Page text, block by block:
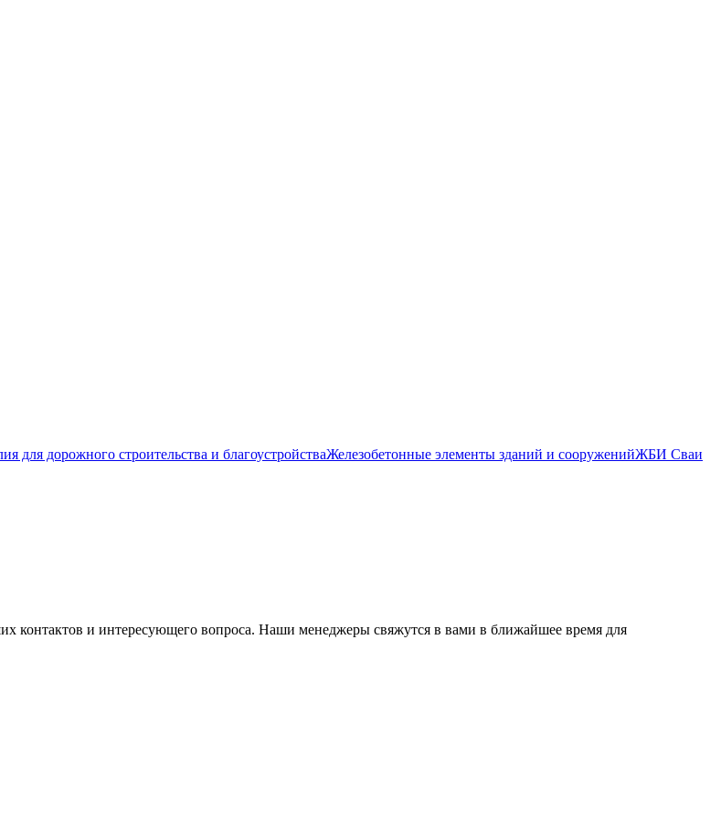
для дорожного строительства и благоустройстваЖелезобетонные элементы зданий и сооруженийЖБИ Сваи
контактов и интересующего вопроса. Наши менеджеры свяжутся в вами в ближайшее время для